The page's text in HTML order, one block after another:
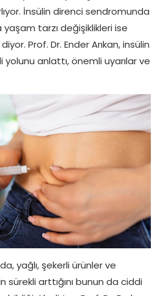
İnsülin direnci sendromunda
tarzı değişiklikleri ise
Prof. Dr. Ender Arıkan, insülin
yolunu anlattı, önemli uyarılar ve
yağlı, şekerli ürünler ve
arttığını bunun da ciddi